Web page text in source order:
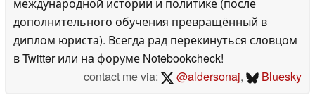
международной истории и политике (после
дополнительного обучения превращённый в
диплом юриста). Всегда рад перекинуться словцом
в Twitter или на форуме Notebookcheck!
contact me via:
@aldersonaj, Bluesky